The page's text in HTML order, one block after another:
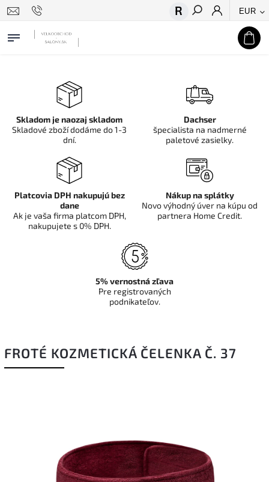
EUR
Hľadať
FROTÉ KOZMETICKÁ ČELENKA Č. 37
Skladom je naozaj skladom
Skladové zboží dodáme do 1-3
dní.
Dachser
špecialista na nadmerné
paletové zasielky.
Platcovia DPH nakupujú bez
dane
Ak je vaša firma platcom DPH,
nakupujete s 0% DPH.
Nákup na splátky
Novo výhodný úver na kúpu od
partnera Home Credit.
5% vernostná zľava
Pre registrovaných
podnikateľov.